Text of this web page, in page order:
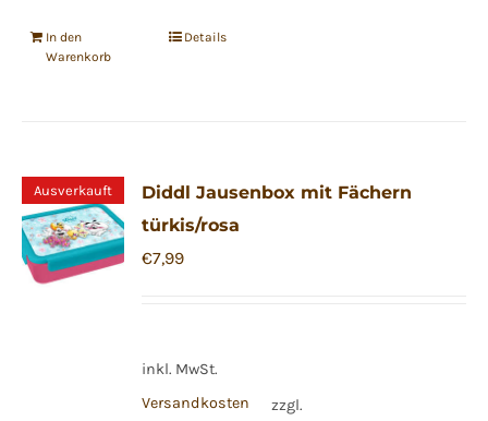
In den
Warenkorb
Details
Ausverkauft
Diddl Jausenbox mit Fächern
türkis/rosa
€7,99
inkl. MwSt.
zzgl.
Versandkosten